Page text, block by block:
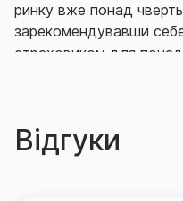
ринку вже понад
зарекомендувавши
страховиком для понад
провідні позиції на
договорів
Відгуки